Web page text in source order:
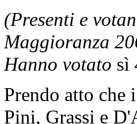
(Presenti e
Maggioranza
Hanno votato sì
Prendo atto che
Pini, Grassi e